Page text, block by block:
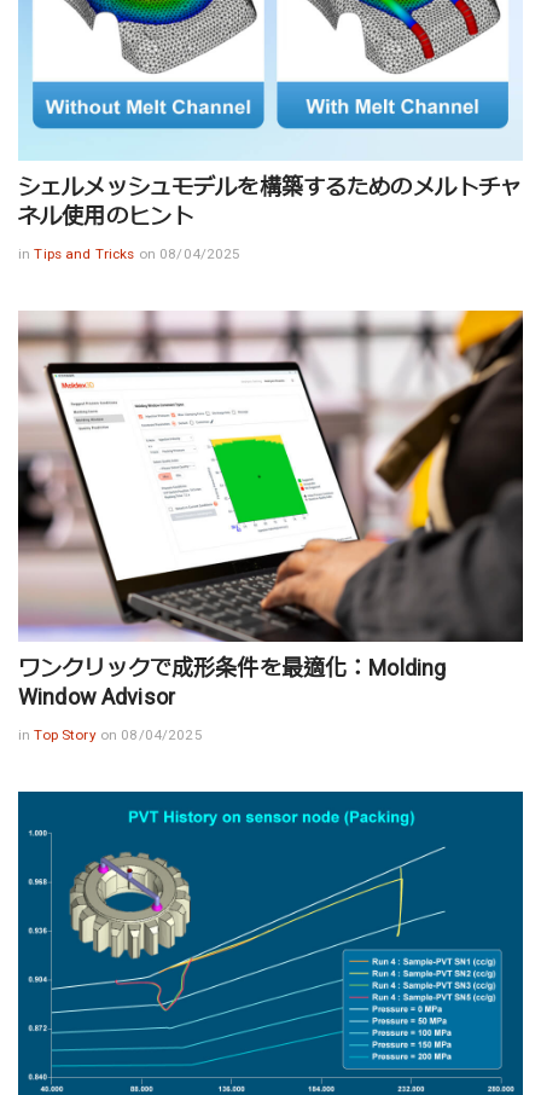
シェルメッシュモデルを構築するためのメルトチャ
ネル使用のヒント
inTips and Tricks on 08/04/2025
ワンクリックで成形条件を最適化：Molding
Window Advisor
inTop Story on 08/04/2025